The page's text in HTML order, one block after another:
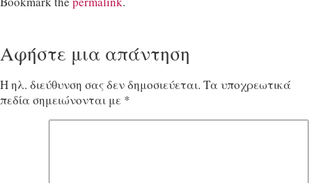
Αφήστε μια απάντηση
Η ηλ. διεύθυνση σας δεν δημοσιεύεται. Τα υποχρεωτικά
πεδία σημειώνονται με *